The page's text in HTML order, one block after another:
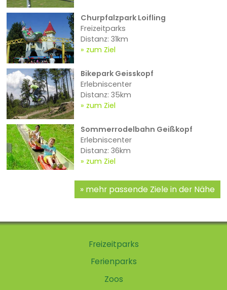
Churpfalzpark Loifling
Freizeitparks
Distanz: 31km
zum Ziel
Bikepark Geisskopf
Erlebniscenter
Distanz: 35km
zum Ziel
Sommerrodelbahn Geißkopf
Erlebniscenter
Distanz: 36km
zum Ziel
mehr passende Ziele in der Nähe
Freizeitparks
Ferienparks
Zoos